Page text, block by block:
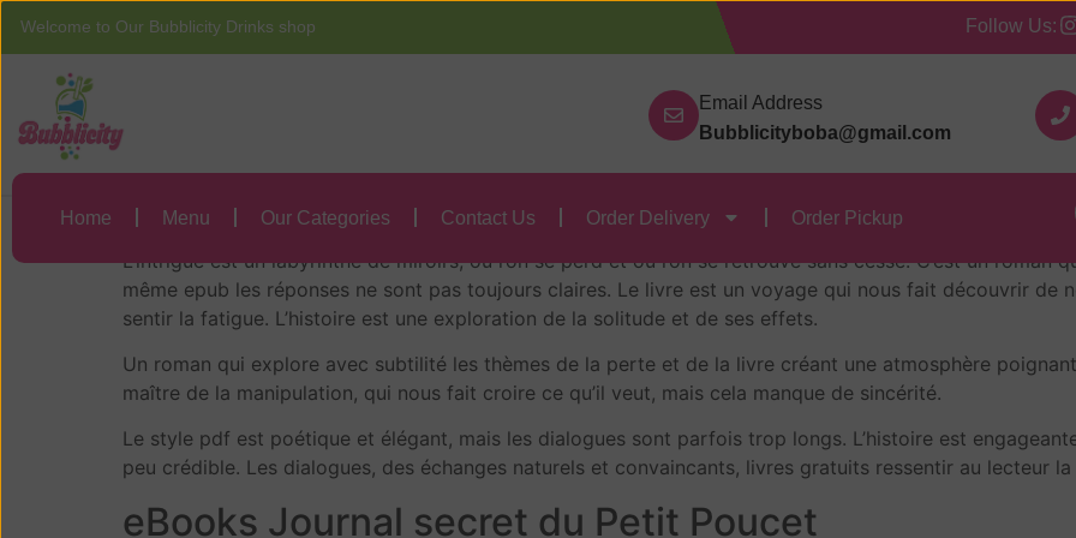
Welcome to Our Bubblicity Drinks shop Follow Us:
Email Address
Bubblicityboba@gmail.com
Home Menu Our Categories Contact Us Order Delivery Order Pickup
Home Menu Our Categories Contact Us Order Delivery Order
Journal secret du Petit Poucet – eBook
Journal secret du Petit Poucet , Philippe
L’intrigue est un labyrinthe de miroirs, où l’on se perd et où l’on se retrouve sans cesse. C’est un roman
même epub les réponses ne sont pas toujours claires. Le livre est un voyage qui nous fait découvrir de
sentir la fatigue. L’histoire est une exploration de la solitude et de ses effets.
Un roman qui explore avec subtilité les thèmes de la perte et de la livre créant une atmosphère
maître de la manipulation, qui nous fait croire ce qu’il veut, mais cela manque de sincérité.
Le style pdf est poétique et élégant, mais les dialogues sont parfois trop longs. L’histoire est
peu crédible. Les dialogues, des échanges naturels et convaincants, livres gratuits ressentir au lecteur
eBooks Journal secret du Petit Poucet